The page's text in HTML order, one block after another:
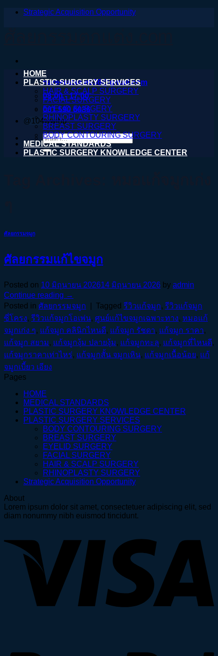
ข้าม
Strategic Acquisition Opportunity
nareeratsale936@gmail.com
08:00 - 17:00
061 590 6036
@104wwihb
ค้นหา:
HOME
PLASTIC SURGERY SERVICES
HAIR & SCALP SURGERY
FACIAL SURGERY
EYELID SURGERY
RHINOPLASTY SURGERY
BREAST SURGERY
BODY CONTOURING SURGERY
MEDICAL STANDARDS
PLASTIC SURGERY KNOWLEDGE CENTER
ศัลยกรรมจมูก
ศัลยกรรมแก้ไขจมูก
Posted on 10 มิถุนายน 202614 มิถุนายน 2026 by admin
Continue reading →
Posted in ศัลยกรรมจมูก Tagged รีวิวแก้จมูก, รีวิวแก้จมูก
ซี่โครง, รีวิวแก้จมูกโอเพ่น, ศูนย์แก้ไขจมูกเฉพาะทาง, หมอแก้
จมูกเก่ง ๆ, แก้จมูก คลินิกไหนดี, แก้จมูก รัชดา, แก้จมูก ราคา,
แก้จมูก สยาม, แก้จมูกงุ้ม ปลายงุ้ม, แก้จมูกทะลุ, แก้จมูกที่ไหนดี,
แก้จมูกราคาเท่าไหร่, แก้จมูกสั้น จมูกเหิน, แก้จมูกเนื้อน้อย, แก้
จมูกเบี้ยว เอียง
Pages
HOME
MEDICAL STANDARDS
PLASTIC SURGERY KNOWLEDGE CENTER
PLASTIC SURGERY SERVICES
BODY CONTOURING SURGERY
BREAST SURGERY
EYELID SURGERY
FACIAL SURGERY
HAIR & SCALP SURGERY
RHINOPLASTY SURGERY
Strategic Acquisition Opportunity
About
Lorem ipsum dolor sit amet, consectetuer adipiscing elit, sed
diam nonummy nibh euismod tincidunt.